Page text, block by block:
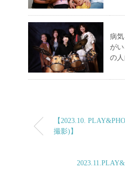
病
が
の人
【2023.10.
撮影)】